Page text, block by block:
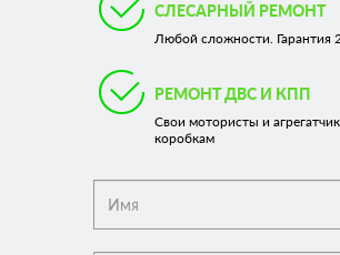
СЛЕСАРНЫЙ РЕМОНТ
Любой сложности. Гарантия
РЕМОНТ ДВС И КПП
Свои мотористы и
коробкам